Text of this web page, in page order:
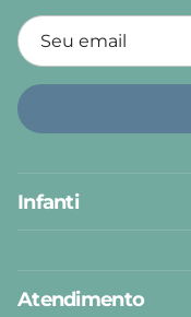
Infanti
Atendimento